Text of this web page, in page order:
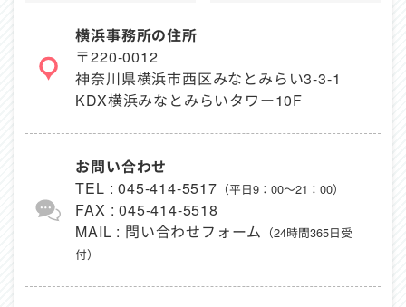
横浜事務所の住所
〒220-0012
神奈川県横浜市西区みなとみらい3-3-1
KDX横浜みなとみらいタワー10F
お問い合わせ
TEL :045-414-5517 （平日9：00～21：00）
FAX : 045-414-5518
MAIL : 問い合わせフォーム （24時間365日受
付）